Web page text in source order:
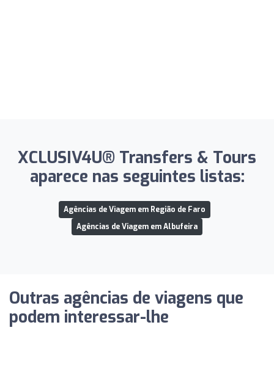
XCLUSIV4U®️ Transfers & Tours
aparece nas seguintes listas:
Agências de Viagem em Região de Faro
Agências de Viagem em Albufeira
Outras agências de viagens que
podem interessar-lhe